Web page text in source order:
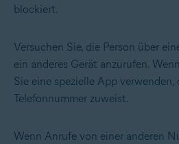
blockiert.
Versuchen Sie, die Person über
ein anderes Gerät anzurufen.
Sie eine spezielle App
Telefonnummer zuweist.
Wenn Anrufe von einer anderen